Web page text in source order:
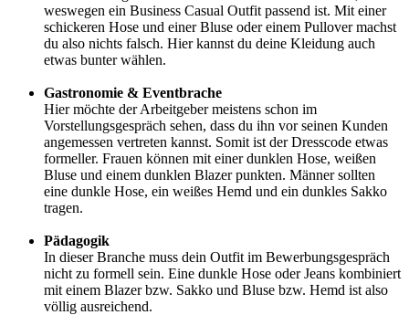
weswegen ein Business Casual Outfit passend ist. Mit einer
schickeren Hose und einer Bluse oder einem Pullover machst
du also nichts falsch. Hier kannst du deine Kleidung auch
etwas bunter wählen.
Gastronomie & Eventbrache
Hier möchte der Arbeitgeber meistens schon im
Vorstellungsgespräch sehen, dass du ihn vor seinen Kunden
angemessen vertreten kannst. Somit ist der Dresscode etwas
formeller. Frauen können mit einer dunklen Hose, weißen
Bluse und einem dunklen Blazer punkten. Männer sollten
eine dunkle Hose, ein weißes Hemd und ein dunkles Sakko
tragen.
Pädagogik
In dieser Branche muss dein Outfit im Bewerbungsgespräch
nicht zu formell sein. Eine dunkle Hose oder Jeans kombiniert
mit einem Blazer bzw. Sakko und Bluse bzw. Hemd ist also
völlig ausreichend.